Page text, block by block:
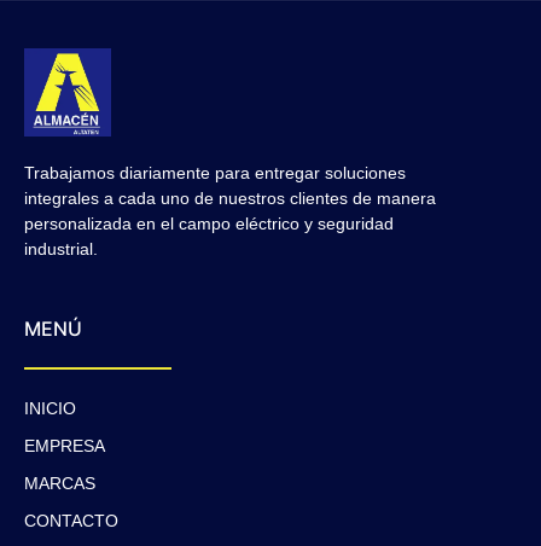
Trabajamos diariamente para entregar soluciones
integrales a cada uno de nuestros clientes de manera
personalizada en el campo eléctrico y seguridad
industrial.
MENÚ
INICIO
EMPRESA
MARCAS
CONTACTO